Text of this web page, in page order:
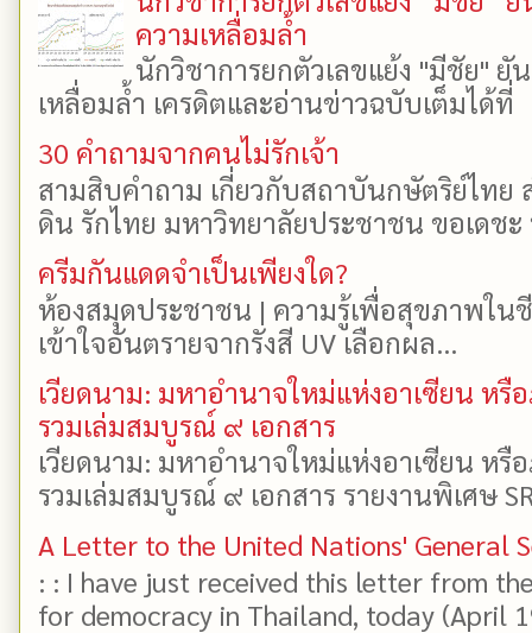
ความเหลื่อมล้ำ
นักวิชาการยกตัวเลขแย้ง "มีชัย"
เหลื่อมล้ำ เครดิตและอ่านข่าวฉบับเต็มได้
30 คำถามจากคนไม่รักเจ้า
สามสิบคำถาม เกี่ยวกับสถาบันกษัตริย์ไทย
ดิน รักไทย มหาวิทยาลัยประชาชน ขอเดช
ครีมกันแดดจำเป็นเพียงใด?
ห้องสมุดประชาชน | ความรู้เพื่อสุขภาพใน
เข้าใจอันตรายจากรังสี UV เลือกผล...
เวียดนาม: มหาอำนาจใหม่แห่งอาเซียน ห
รวมเล่มสมบูรณ์ ๙ เอกสาร
เวียดนาม: มหาอำนาจใหม่แห่งอาเซียน ห
รวมเล่มสมบูรณ์ ๙ เอกสาร รายงานพิเศษ
A Letter to the United Nations' General
: : I have just received this letter from
for democracy in Thailand, today (April